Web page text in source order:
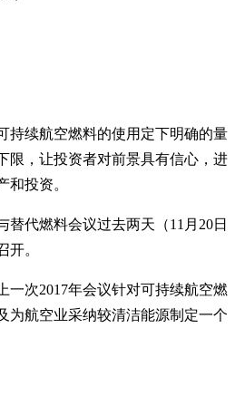
持续航空燃料的使用定下明确的量
限，让投资者对前景具有信心，进
和投资。
替代燃料会议过去两天（11月20日
开。
一次2017年会议针对可持续航空燃
为航空业采纳较清洁能源制定一个